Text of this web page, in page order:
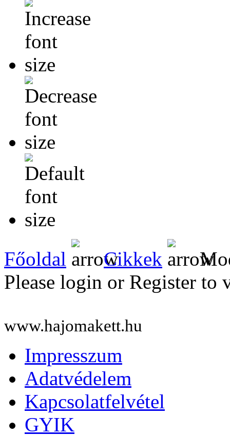
Főoldal Cikkek
Please login or Register to
www.hajomakett.hu
Impresszum
Adatvédelem
Kapcsolatfelvétel
GYIK